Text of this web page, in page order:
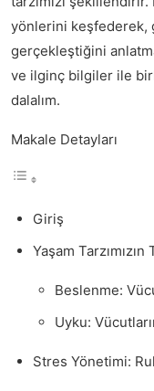
yönlerini keşfederek,
gerçekleştiğini
ve ilginç bilgiler ile
dalalım.
Makale Detayları
Giriş
Yaşam
Beslenme:
Uyku:
Stres Yönetimi: